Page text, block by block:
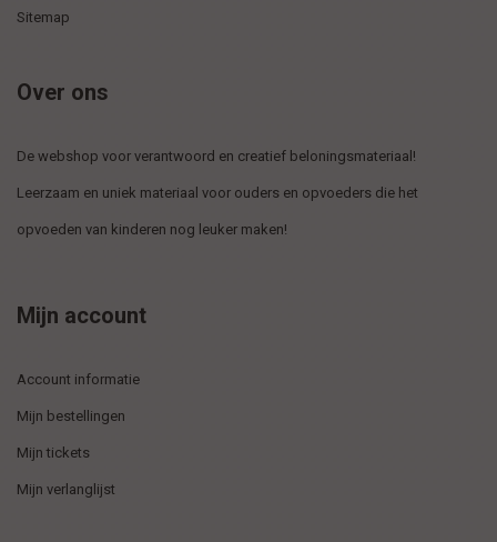
Sitemap
Over ons
De webshop voor verantwoord en creatief beloningsmateriaal!
Leerzaam en uniek materiaal voor ouders en opvoeders die het
opvoeden van kinderen nog leuker maken!
Mijn account
Account informatie
Mijn bestellingen
Mijn tickets
Mijn verlanglijst